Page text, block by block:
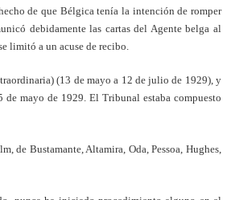
de que Bélgica tenía la intención de romper
debidamente las cartas del Agente belga al
limitó a un acuse de recibo.
(13 de mayo a 12 de julio de 1929), y
mayo de 1929. El Tribunal estaba compuesto
de Bustamante, Altamira, Oda, Pessoa, Hughes,